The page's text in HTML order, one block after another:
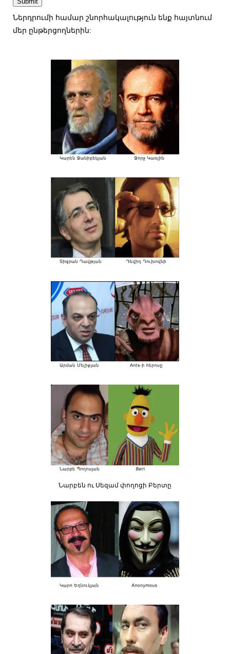
Ներդրումի համար շնորհակալություն ենք հայտնում
մեր ընթերցողներին:
Նարբեն ու Սեզամ փողոցի Բերտը